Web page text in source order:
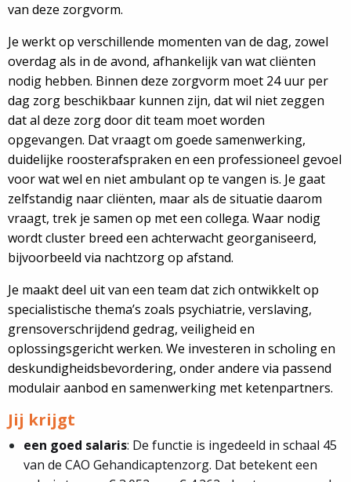
van deze zorgvorm.
Je werkt op verschillende momenten van de dag, zowel
overdag als in de avond, afhankelijk van wat cliënten
nodig hebben. Binnen deze zorgvorm moet 24 uur per
dag zorg beschikbaar kunnen zijn, dat wil niet zeggen
dat al deze zorg door dit team moet worden
opgevangen. Dat vraagt om goede samenwerking,
duidelijke roosterafspraken en een professioneel gevoel
voor wat wel en niet ambulant op te vangen is. Je gaat
zelfstandig naar cliënten, maar als de situatie daarom
vraagt, trek je samen op met een collega. Waar nodig
wordt cluster breed een achterwacht georganiseerd,
bijvoorbeeld via nachtzorg op afstand.
Je maakt deel uit van een team dat zich ontwikkelt op
specialistische thema’s zoals psychiatrie, verslaving,
grensoverschrijdend gedrag, veiligheid en
oplossingsgericht werken. We investeren in scholing en
deskundigheidsbevordering, onder andere via passend
modulair aanbod en samenwerking met ketenpartners.
Jij krijgt
een goed salaris: De functie is ingedeeld in schaal 45
van de CAO Gehandicaptenzorg. Dat betekent een